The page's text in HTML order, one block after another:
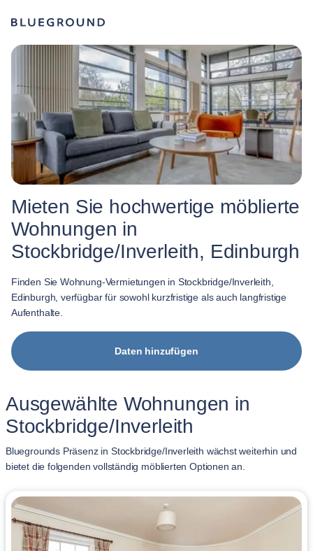
Mieten Sie hochwertige möblierte
Wohnungen in
Stockbridge/Inverleith, Edinburgh
Finden Sie Wohnung-Vermietungen in Stockbridge/Inverleith,
Edinburgh, verfügbar für sowohl kurzfristige als auch langfristige
Aufenthalte.
Daten hinzufügen
Ausgewählte Wohnungen in
Stockbridge/Inverleith
Bluegrounds Präsenz in Stockbridge/Inverleith wächst weiterhin und
bietet die folgenden vollständig möblierten Optionen an.